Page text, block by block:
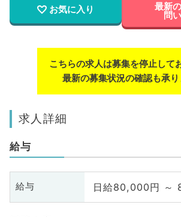
お気に入り 最新
問
こちらの求人は募集を停止して
最新の募集状況の確認も承り
求人詳細
給与
給与 日給80,000円 ～